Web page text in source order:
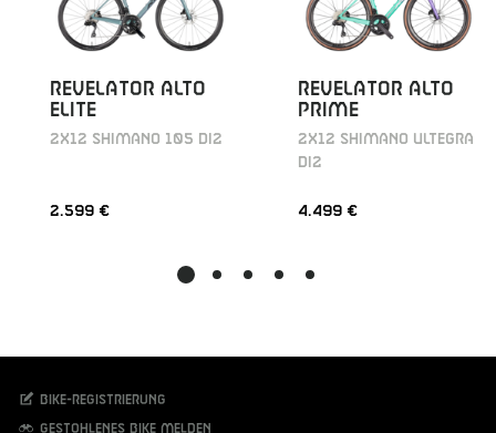
REVELATOR ALTO
ELITE
2X12 SHIMANO 105 DI2
2.599 €
REVELATOR ALTO
PRIME
2X12 SHIMANO ULTEGRA
DI2
4.499 €
Bike-Registrierung
Gestohlenes Bike melden